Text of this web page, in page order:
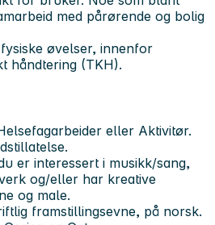
med pårørende og bolig
øvelser, innenfor
håndtering (TKH).
eller Aktivitør.
er interessert i musikk/sang,
og/eller har kreative
og male.
framstillingsevne, på norsk.